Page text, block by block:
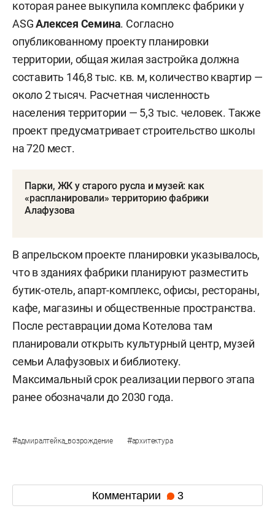
которая ранее выкупила комплекс фабрики у
ASGАлексея Семина. Согласно
опубликованному проекту планировки
территории, общая жилая застройка должна
составить 146,8 тыс. кв. м, количество квартир —
около 2 тысяч. Расчетная численность
населения территории — 5,3 тыс. человек. Также
проект предусматривает строительство школы
на 720 мест.
Парки, ЖК у старого русла и музей: как
«распланировали» территорию фабрики
Алафузова
В апрельском проекте планировки указывалось,
что в зданиях фабрики планируют разместить
бутик-отель, апарт-комплекс, офисы, рестораны,
кафе, магазины и общественные пространства.
После реставрации дома Котелова там
планировали открыть культурный центр, музей
семьи Алафузовых и библиотеку.
Максимальный срок реализации первого этапа
ранее обозначали до 2030 года.
#адмиралтейка_возрождение #архитектура
Комментарии 3